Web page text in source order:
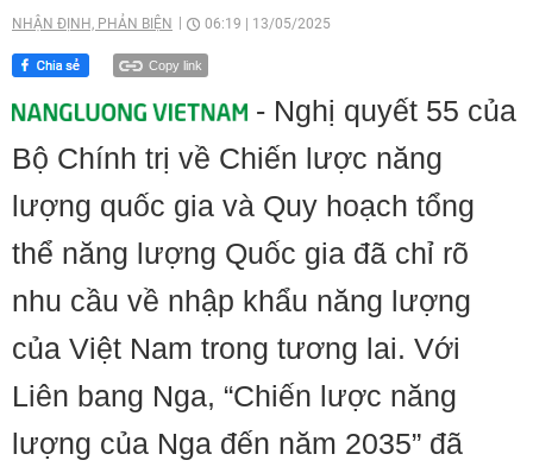
NHẬN ĐỊNH, PHẢN BIỆN 06:19 13/05/2025
Copy link
- Nghị quyết 55 của
Bộ Chính trị về Chiến lược năng
lượng quốc gia và Quy hoạch tổng
thể năng lượng Quốc gia đã chỉ rõ
nhu cầu về nhập khẩu năng lượng
của Việt Nam trong tương lai. Với
Liên bang Nga, “Chiến lược năng
lượng của Nga đến năm 2035” đã